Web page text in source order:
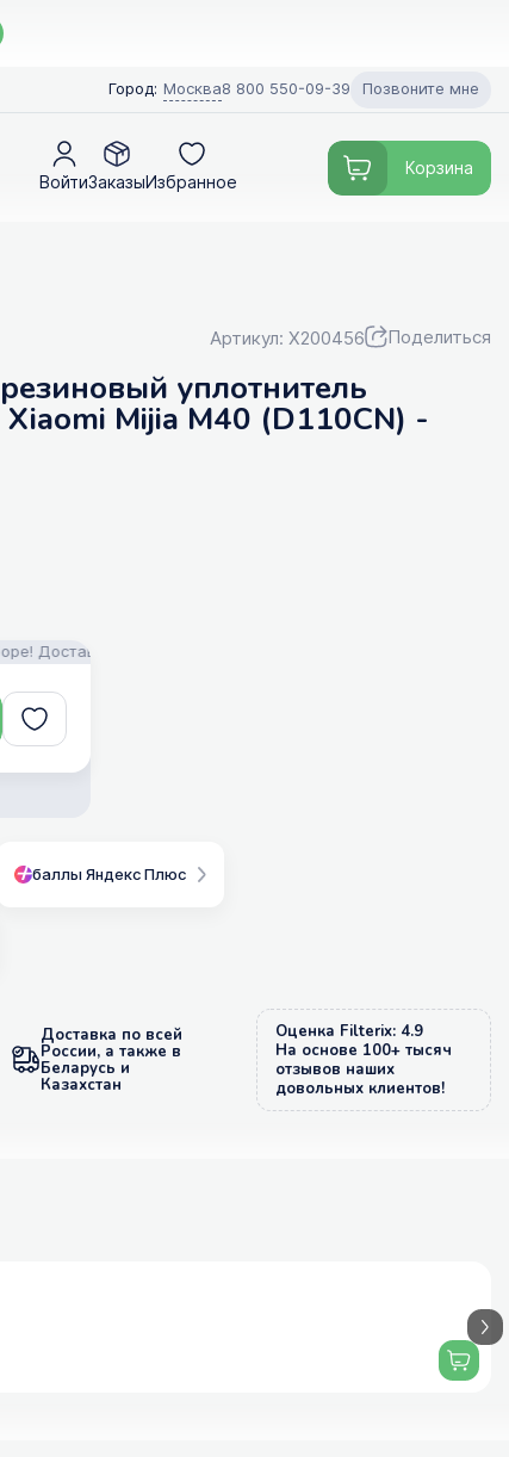
Город: Москва8 800 550-09-39 Позвоните мне
ВойтиЗаказыИзбранное
Корзина
Артикул: X200456 Поделиться
уплотнитель
Mijia M40 (D110CN) -
FILTERIX — Запчасти, аксессуары и моющие средства
баллы Яндекс Плюс
Доставка по всей
России, а также в
Беларусь и
Казахстан
Оценка Filterix: 4.9
На основе 100+ тысяч
отзывов наших
довольных клиентов!